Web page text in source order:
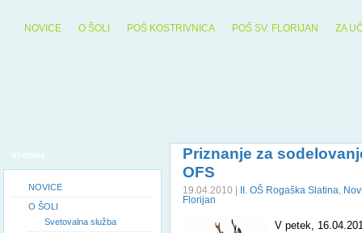
NOVICE O ŠOLI POŠ KOSTRIVNICA POŠ SV. FLORIJAN ZA
Vsebine
NOVICE
O ŠOLI
Svetovalna služba
Priznanje za
OFS
19.04.2010 | II. OŠ Rogaška Slatina,
Florijan
V petek,